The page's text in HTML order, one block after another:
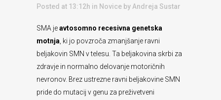
Posted at 13:12h in Novice by Andreja Sustar
SMA jeavtosomno recesivna genetska
motnja , ki jo povzroča zmanjšanje ravni
beljakovin SMN v telesu. Ta beljakovina skrbi za
zdravje in normalno delovanje motoričnih
nevronov. Brez ustrezne ravni beljakovine SMN
pride do mutacij v genu za preživetveni